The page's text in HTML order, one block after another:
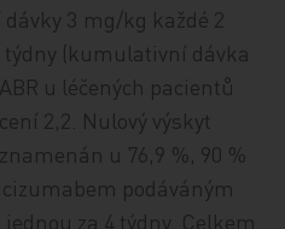
3 mg/kg každé 2
týdny (kumulativní dávka
u léčených pacientů
2,2. Nulový výskyt
u 76,9 %, 90 %
podáváným
za 4 týdny. Celkem